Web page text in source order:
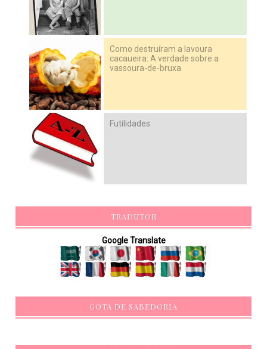
Como destruíram a lavoura
cacaueira: A verdade sobre a
vassoura-de-bruxa
Futilidades
TRADUTOR
Google Translate
GOTA DE SABEDORIA